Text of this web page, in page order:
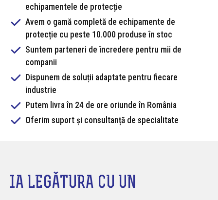
echipamentele de protecție
Avem o gamă completă de echipamente de
protecție cu peste 10.000 produse în stoc
Suntem parteneri de încredere pentru mii de
companii
Dispunem de soluții adaptate pentru fiecare
industrie
Putem livra în 24 de ore oriunde în România
Oferim suport și consultanță de specialitate
IA LEGĂTURA CU UN